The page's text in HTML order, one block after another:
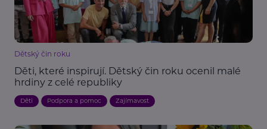
Dětský čin roku
Děti, které inspirují. Dětský čin roku ocenil malé
hrdiny z celé republiky
Děti Podpora a pomoc Zajímavost